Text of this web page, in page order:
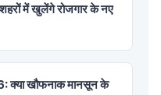
में खुलेंगे रोजगार के नए
खौफनाक मानसून के